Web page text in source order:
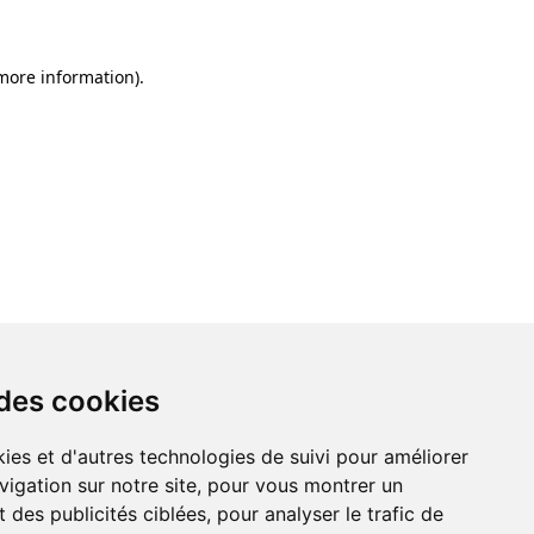
cookies
et d'autres technologies de suivi pour améliorer
sur notre site, pour vous montrer un
des publicités ciblées, pour analyser le trafic de
information).